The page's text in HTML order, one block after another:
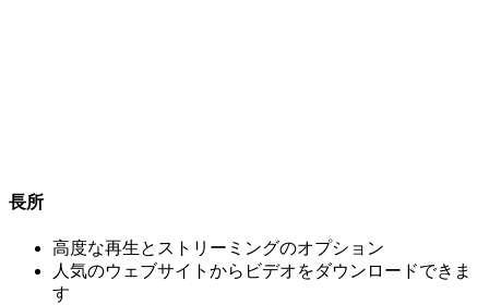
長所
高度な再生とストリーミングのオプション
人気のウェブサイトからビデオをダウンロードできま
す